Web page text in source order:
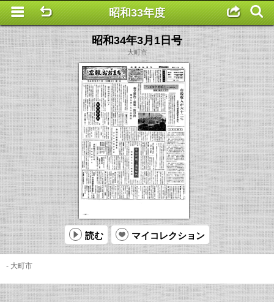
This is a completely basic popup, no options set.
昭和33年度
昭和34年3月1日号
大町市
読む マイコレクション
- 大町市